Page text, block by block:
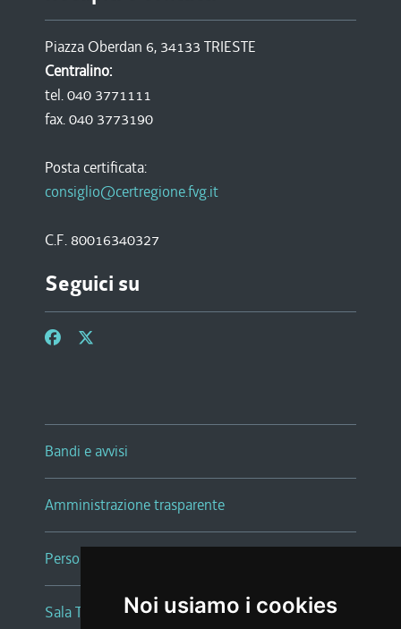
Noi usiamo i cookies
Piazza Oberdan 6, 34133 TRIESTE
Centralino:
tel. 040 3771111
fax. 040 3773190
Posta certificata:
consiglio@certregione.fvg.it
C.F. 80016340327
Seguici su
Bandi e avvisi
Amministrazione trasparente
Persone e Uffici
Sala Tiziano Tessitori